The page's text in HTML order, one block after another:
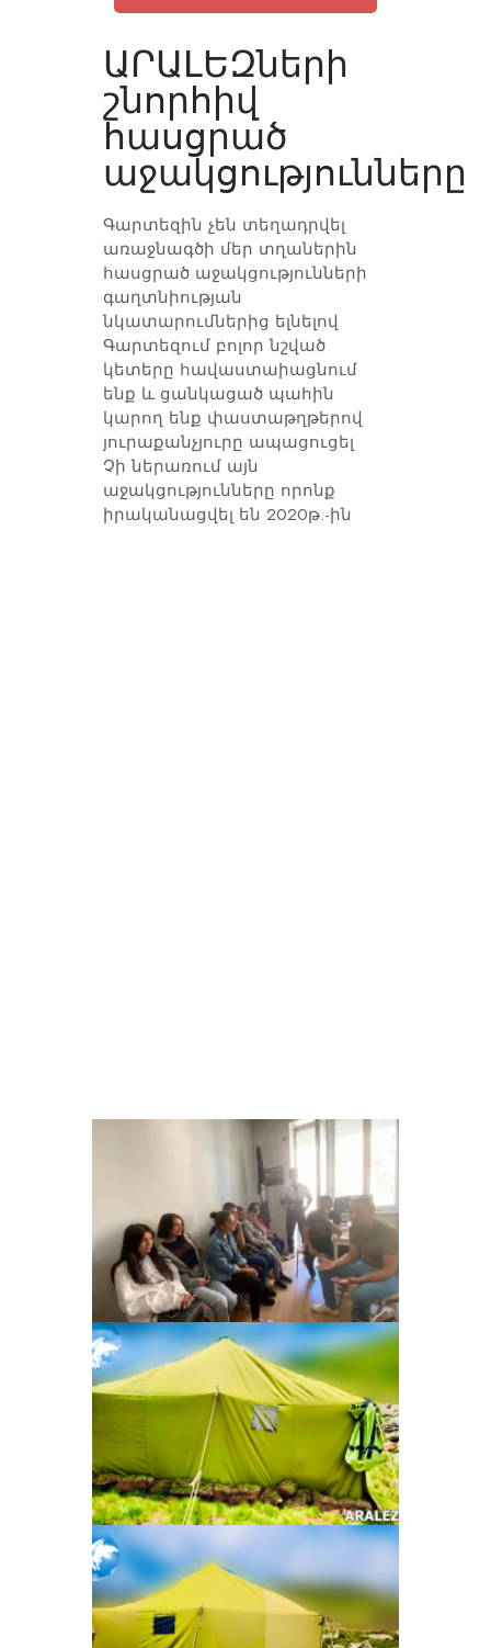
ԱՐԱԼԵԶների
շնորհիվ
հասցրած
աջակցությունները
Գարտեզին չեն տեղադրվել
առաջնագծի մեր տղաներին
հասցրած աջակցությունների
գաղտնիության
նկատարումներից ելնելով
Գարտեզում բոլոր նշված
կետերը հավաստաիացնում
ենք և ցանկացած պահին
կարող ենք փաստաթղթերով
յուրաքանչյուրը ապացուցել
Չի ներառում այն
աջակցությունները որոնք
իրականացվել են 2020թ.-ին